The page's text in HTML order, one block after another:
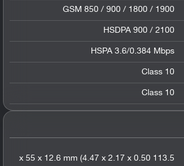
GSM 850 / 900 / 1800 / 1900
HSDPA 900 / 2100
HSPA 3.6/0.384 Mbps
Class 10
Class 10
113.5 x 55 x 12.6 mm (4.47 x 2.17 x 0.50